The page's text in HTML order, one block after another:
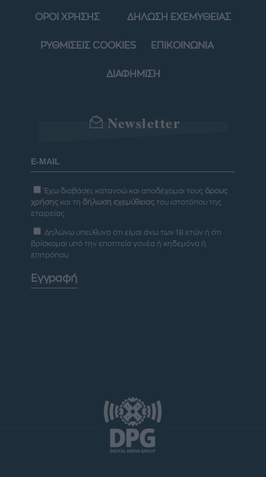
ΟΡΟΙ ΧΡΗΣΗΣ ΔΗΛΩΣΗ ΕΧΕΜΥΘΕΙΑΣ
ΡΥΘΜΙΣΕΙΣ COOKIES ΕΠΙΚΟΙΝΩΝΙΑ
ΔΙΑΦΗΜΙΣΗ
Newsletter
Έχω διαβάσει, κατανοώ και αποδέχομαι τους όρους
χρήσης και τη δήλωση εχεμύθειας του ιστοτόπου της
εταιρείας
Δηλώνω υπεύθυνα ότι είμαι άνω των 18 ετών ή ότι
βρίσκομαι υπό την εποπτεία γονέα ή κηδεμόνα ή
επιτρόπου
Εγγραφή